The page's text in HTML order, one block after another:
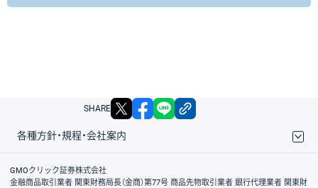
SHARE X facebook
各種方針・規程・会社案内
取引規程・約款
サイトマップ
その他のご案内
個人情報保護方針
最良執行方針
サイトのご利用について
ディスクレイマー
信託保全
リスク説明
会社案内
GMOクリック証券株式会社
金融商品取引業者 関東財務局長（金商）第77号 商品先物取引業者 銀行代理業者 関東財